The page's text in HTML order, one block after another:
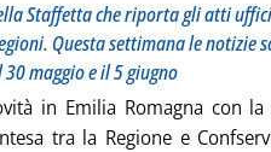
Staffetta che riporta gli atti
Questa settimana le notizie
maggio e il 5 giugno
in Emilia Romagna con
tra la Regione e